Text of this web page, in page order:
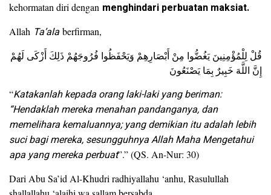
kehormatan diri dengan menghindari perbuatan maksiat.
Allah Ta’ala berfirman,
قُلْ لِلْمُؤْمِنِينَ يَغُضُّوا مِنْ أَبْصَارِهِمْ وَيَحْفَظُوا فُرُوجَهُمْ ذَلِكَ أَزْكَى لَهُمْ
إِنَّ اللَّهَ خَبِيرٌ بِمَا يَصْنَعُونَ
“Katakanlah kepada orang laki-laki yang beriman:
“Hendaklah mereka menahan pandanganya, dan
memelihara kemaluannya; yang demikian itu adalah lebih
suci bagi mereka, sesungguhnya Allah Maha Mengetahui
apa yang mereka perbuat”.” (QS. An-Nur: 30)
Dari Abu Sa’id Al-Khudri radhiyallahu ‘anhu, Rasulullah